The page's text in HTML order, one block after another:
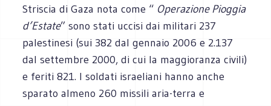
Striscia di Gaza nota come “ Operazione Pioggia
d’Estate” sono stati uccisi dai militari 237
palestinesi (sui 382 dal gennaio 2006 e 2.137
dal settembre 2000, di cui la maggioranza civili)
e feriti 821. I soldati israeliani hanno anche
sparato almeno 260 missili aria-terra e